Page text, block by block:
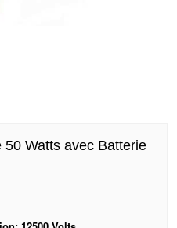
Watts avec Batterie